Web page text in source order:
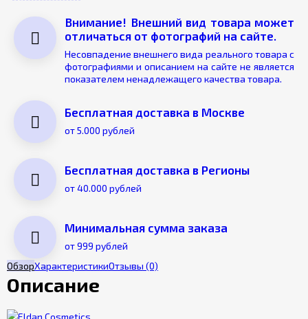
Внимание! Внешний вид товара может
отличаться от фотографий на сайте.
Несовпадение внешнего вида реального товара с
фотографиями и описанием на сайте не является
показателем ненадлежащего качества товара.
Бесплатная доставка в Москве
от 5.000 рублей
Бесплатная доставка в Регионы
от 40.000 рублей
Минимальная сумма заказа
от 999 рублей
ОбзорХарактеристикиОтзывы (0)
Описание